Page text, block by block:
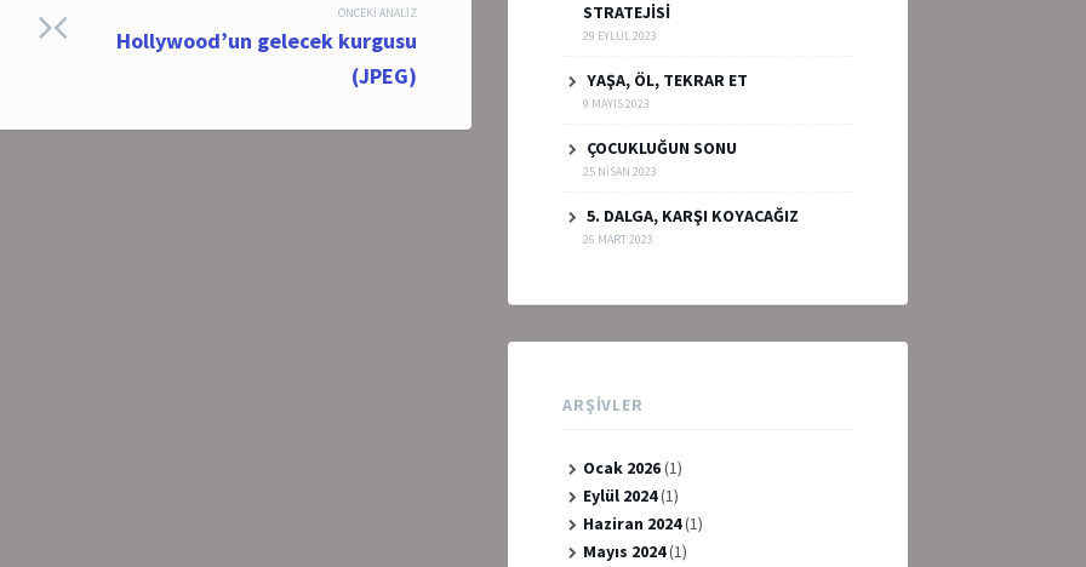
ÖNCEKI ANALIZ
Hollywood’un gelecek kurgusu
(JPEG)
STRATEJİSİ
29 EYLÜL 2023
YAŞA, ÖL, TEKRAR ET
9 MAYIS 2023
ÇOCUKLUĞUN SONU
25 NISAN 2023
5. DALGA, KARŞI KOYACAĞIZ
26 MART 2023
ARŞIVLER
Ocak 2026(1)
Eylül 2024(1)
Haziran 2024(1)
Mayıs 2024(1)